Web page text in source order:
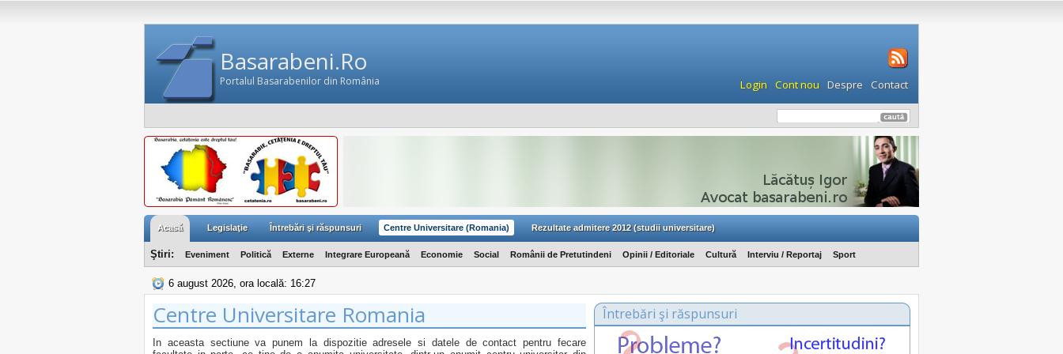
Basarabeni.Ro
Portalul Basarabenilor din România Login Cont nou Despre Contact
Acasă Legislaţie Întrebări şi răspunsuri Centre Universitare (Romania) Rezultate admitere 2012 (studii universitare)
Ştiri: Eveniment Politică Externe Integrare Europeană Economie Social Românii de Pretutindeni Opinii / Editoriale Cultură Interviu / Reportaj Sport
6 august 2026, ora locală: 16:27
Centre Universitare Romania
In aceasta sectiune va punem la dispozitie adresele si datele de contact pentru fecare
Întrebări şi răspunsuri